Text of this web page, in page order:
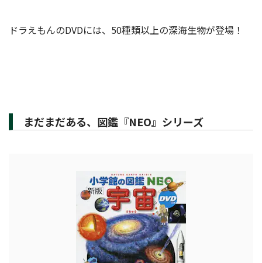
ドラえもんのDVDには、50種類以上の深海生物が登場！
まだまだある、図鑑『NEO』シリーズ